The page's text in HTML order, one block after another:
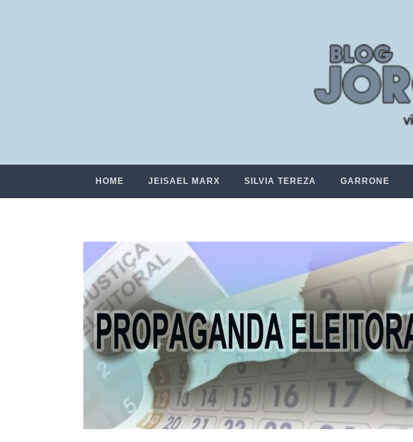
HOME JEISAEL MARX SILVIA TEREZA GARRONE